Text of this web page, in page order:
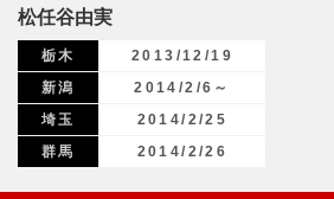
松任谷由実
栃木
2013/12/19
新潟
2014/2/6～
埼玉
2014/2/25
群馬
2014/2/26